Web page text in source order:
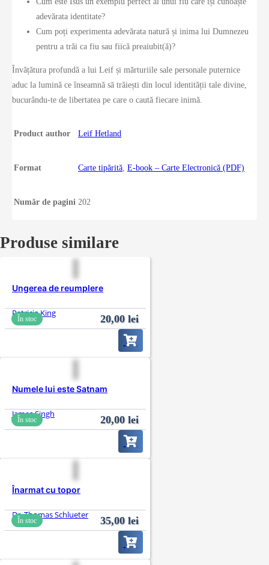
adevărata identitate?
Cum poți experimenta adevărata natură și inima lui Dumnezeu
pentru a trăi ca fiu sau fiică preaiubit(ă)?
Învățătura profundă a lui Leif și mărturiile sale personale puternice
aduc la lumină ce înseamnă să trăiești din locul identității tale divine,
bucurându-te de libertatea pe care o caută fiecare inimă.
Product author Leif Hetland
Format Carte tipărită, E-book – Carte Electronică (PDF)
Număr de pagini 202
Produse similare
Ungerea de reumplere
Patricia King
În stoc 20,00 lei
Numele lui este Satnam
James Singh
În stoc 20,00 lei
Înarmat cu topor
Dr. Thomas Schlueter
În stoc 35,00 lei